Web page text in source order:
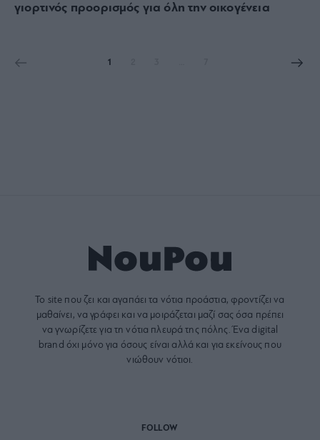
γιορτινός προορισμός για όλη την οικογένεια
1
Το site που ζει και αγαπάει τα νότια προάστια, φροντίζει να
μαθαίνει, να γράφει και να μοιράζεται μαζί σας όσα πρέπει
να γνωρίζετε για τη νότια πλευρά της πόλης. Ένα digital
brand όχι μόνο για όσους είναι αλλά και για εκείνους που
νιώθουν νότιοι.
FOLLOW